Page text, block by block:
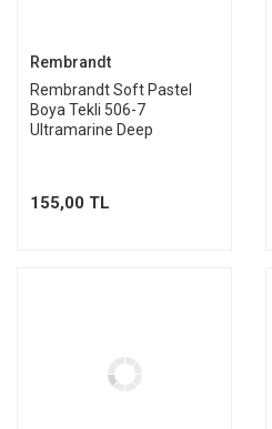
Rembrandt
Rembrandt Soft Pastel
Boya Tekli 506-7
Ultramarine Deep
155,00 TL